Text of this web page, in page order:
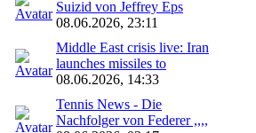
Suizid von Jeffrey Eps
08.06.2026, 23:11
Middle East crisis live: Iran
launches missiles to
08.06.2026, 14:33
Tennis News - Die
Nachfolger von Federer ,,,,